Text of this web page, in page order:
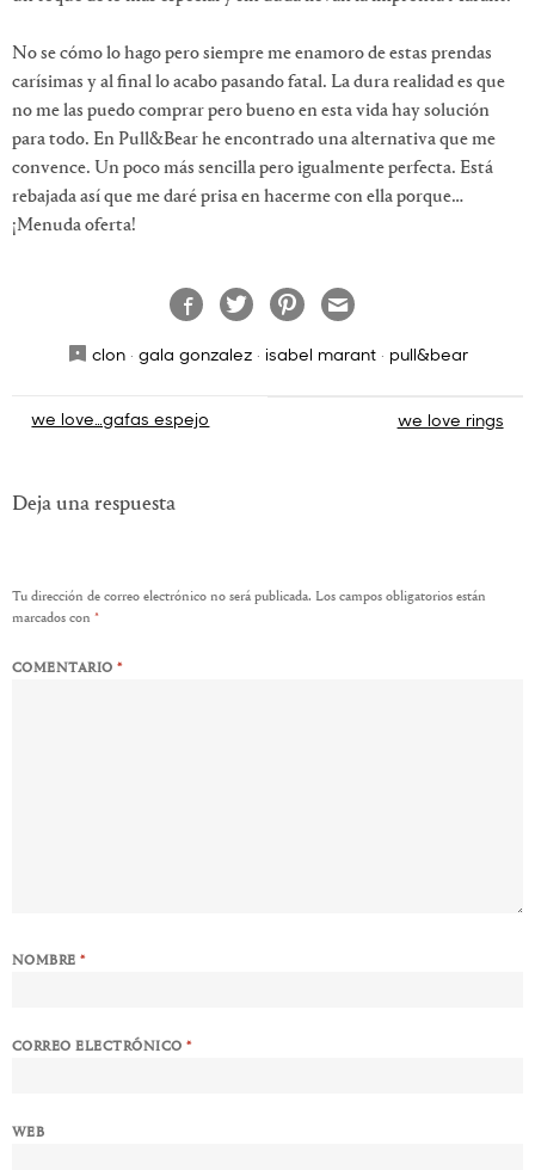
No se cómo lo hago pero siempre me enamoro de estas prendas
carísimas y al final lo acabo pasando fatal. La dura realidad es que
no me las puedo comprar pero bueno en esta vida hay solución
para todo. En Pull&Bear he encontrado una alternativa que me
convence. Un poco más sencilla pero igualmente perfecta. Está
rebajada así que me daré prisa en hacerme con ella porque…
¡Menuda oferta!
clon· gala gonzalez· isabel marant· pull&bear
Navegación
entradas
we love…gafas espejo we love rings
Deja una respuesta
Tu dirección de correo electrónico no será publicada. Los campos obligatorios están
marcados con *
COMENTARIO*
NOMBRE*
CORREO ELECTRÓNICO*
WEB